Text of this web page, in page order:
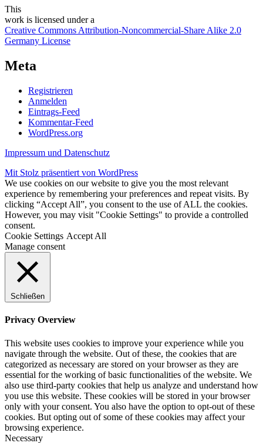
This
work is licensed under a
Creative Commons Attribution-Noncommercial-Share Alike 2.0
Germany License
Meta
Registrieren
Anmelden
Eintrags-Feed
Kommentar-Feed
WordPress.org
Impressum und Datenschutz
Mit Stolz präsentiert von WordPress
We use cookies on our website to give you the most relevant
experience by remembering your preferences and repeat visits. By
clicking “Accept All”, you consent to the use of ALL the cookies.
However, you may visit "Cookie Settings" to provide a controlled
consent.
Cookie Settings Accept All
Manage consent
Schließen
Privacy Overview
This website uses cookies to improve your experience while you
navigate through the website. Out of these, the cookies that are
categorized as necessary are stored on your browser as they are
essential for the working of basic functionalities of the website. We
also use third-party cookies that help us analyze and understand how
you use this website. These cookies will be stored in your browser
only with your consent. You also have the option to opt-out of these
cookies. But opting out of some of these cookies may affect your
browsing experience.
Necessary